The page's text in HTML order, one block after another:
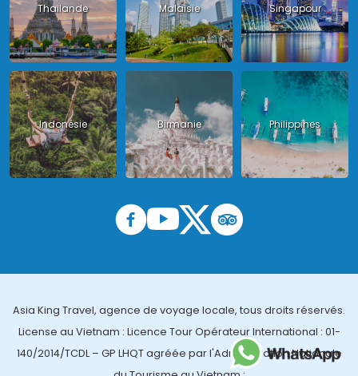
Thailande Malaisie Singapour
Indonésie Birmanie Philippines
Asia King Travel, agence de voyage locale, tous droits réservés.
License au Vietnam : Licence Tour Opérateur International : 01-
140/2014/TCDL – GP LHQT agréée par l'Administration Nationale